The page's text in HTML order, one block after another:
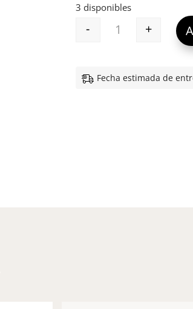
3 disponibles
GH LIMPIADOR
- +
Fecha estimada de